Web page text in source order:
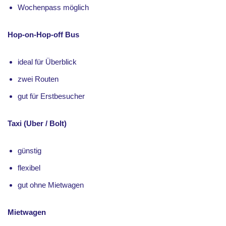
Wochenpass möglich
Hop-on-Hop-off Bus
ideal für Überblick
zwei Routen
gut für Erstbesucher
Taxi (Uber / Bolt)
günstig
flexibel
gut ohne Mietwagen
Mietwagen